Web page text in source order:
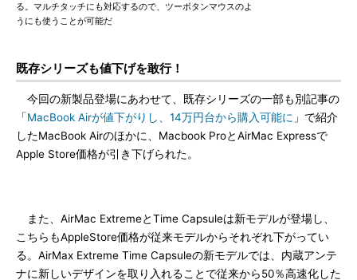
る。マルチタッチにも対応するので、ツーボタンマウスのよ
うにも使うことが可能だ
既存シリーズも値下げを敢行！
今回の新製品登場にあわせて、既存シリーズの一部も別記事の
「MacBook Airが値下がりし、14万円台から購入可能に 」で紹介
したMacBook Airのほかに、Macbook ProとAirMac Expressで
Apple Store価格が引き下げられた。
また、AirMac ExtremeとTime Capsuleは新モデルが登場し、
こちらもAppleStore価格が従来モデルからそれぞれ下がってい
る。AirMax Extreme Time Capsuleの新モデルでは、内蔵アンテ
ナに新しいデザインを取り入れることで従来から50％高速化した